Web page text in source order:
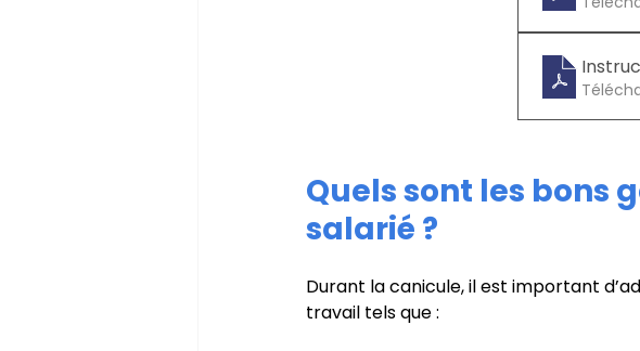
Quels sont les bons
salarié ?
Durant la canicule, il est important
travail tels que :